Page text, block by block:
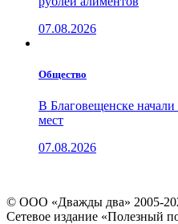
07.08.2026
Общество
В Благовещенске
мест
07.08.2026
© ООО «Дважды два» 2005-
Сетевое издание «Полезный